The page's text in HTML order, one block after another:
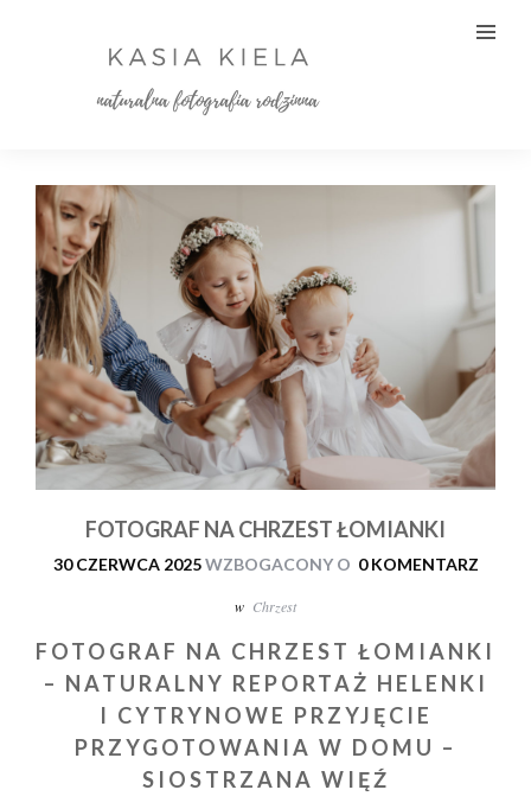
FOTOGRAF NA CHRZEST ŁOMIANKI
30 CZERWCA 2025 WZBOGACONY O 0 KOMENTARZ
w Chrzest
FOTOGRAF NA CHRZEST ŁOMIANKI
– NATURALNY REPORTAŻ HELENKI
I CYTRYNOWE PRZYJĘCIE
PRZYGOTOWANIA W DOMU –
SIOSTRZANA WIĘŹ